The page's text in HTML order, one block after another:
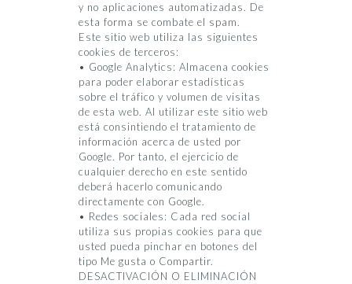
y no aplicaciones automatizadas. De
esta forma se combate el spam.
Este sitio web utiliza las siguientes
cookies de terceros:
• Google Analytics: Almacena cookies
para poder elaborar estadísticas
sobre el tráfico y volumen de visitas
de esta web. Al utilizar este sitio web
está consintiendo el tratamiento de
información acerca de usted por
Google. Por tanto, el ejercicio de
cualquier derecho en este sentido
deberá hacerlo comunicando
directamente con Google.
• Redes sociales: Cada red social
utiliza sus propias cookies para que
usted pueda pinchar en botones del
tipo Me gusta o Compartir.
DESACTIVACIÓN O ELIMINACIÓN